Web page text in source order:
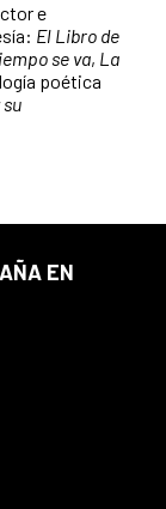
e
El Libro de
se va, La
poética
EN